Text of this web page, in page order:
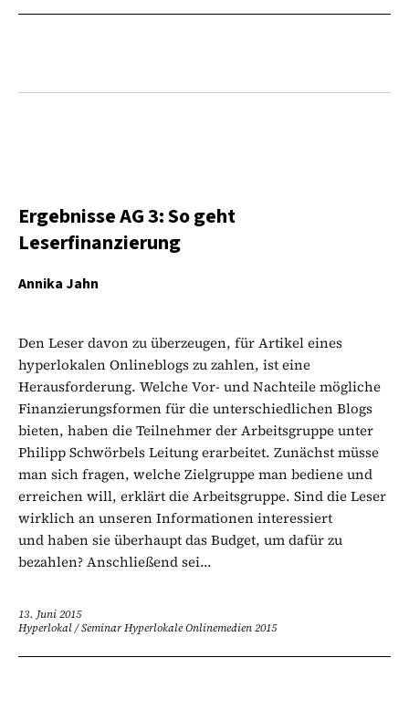
Ergebnisse AG 3: So geht
Leserfinanzierung
Annika Jahn
Den Leser davon zu überzeugen, für Artikel eines
hyperlokalen Onlineblogs zu zahlen, ist eine
Herausforderung. Welche Vor- und Nachteile mögliche
Finanzierungsformen für die unterschiedlichen Blogs
bieten, haben die Teilnehmer der Arbeitsgruppe unter
Philipp Schwörbels Leitung erarbeitet. Zunächst müsse
man sich fragen, welche Zielgruppe man bediene und
erreichen will, erklärt die Arbeitsgruppe. Sind die Leser
wirklich an unseren Informationen interessiert
und haben sie überhaupt das Budget, um dafür zu
bezahlen? Anschließend sei...
13. Juni 2015
Hyperlokal/Seminar Hyperlokale Onlinemedien 2015